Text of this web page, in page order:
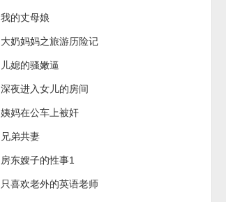
我的丈母娘
大奶妈妈之旅游历险记
儿媳的骚嫩逼
深夜进入女儿的房间
姨妈在公车上被奸
兄弟共妻
房东嫂子的性事1
只喜欢老外的英语老师